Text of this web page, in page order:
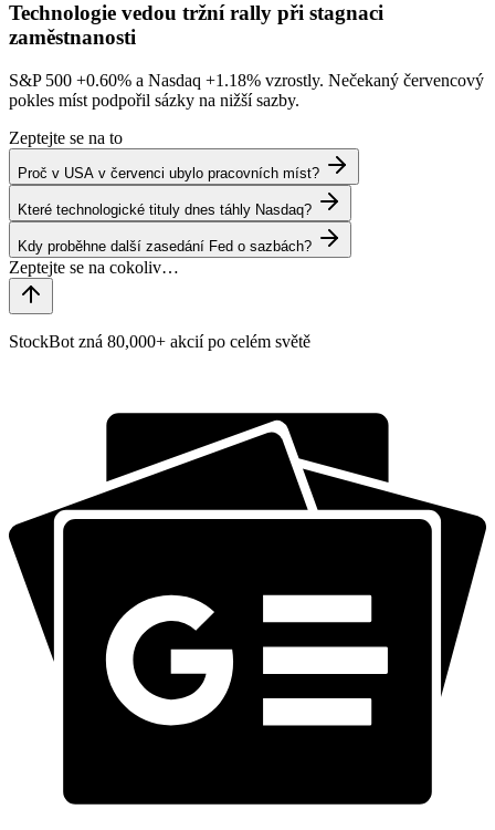
Technologie vedou tržní rally při stagnaci
zaměstnanosti
S&P 500 +0.60% a Nasdaq +1.18% vzrostly. Nečekaný červencový
pokles míst podpořil sázky na nižší sazby.
Zeptejte se na to
Proč v USA v červenci ubylo pracovních míst?
Které technologické tituly dnes táhly Nasdaq?
Kdy proběhne další zasedání Fed o sazbách?
StockBot zná 80,000+ akcií po celém světě